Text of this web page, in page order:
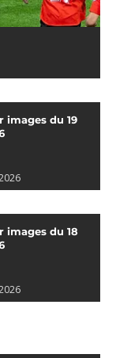
images du 19
images du 18